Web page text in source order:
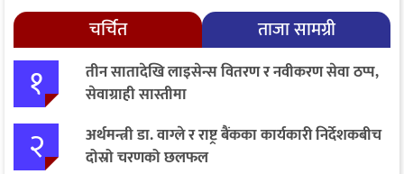
चर्चित ताजा सामग्री
१
तीन सातादेखि लाइसेन्स वितरण र नवीकरण सेवा ठप्प,
सेवाग्राही सास्तीमा
२
अर्थमन्त्री डा. वाग्ले र राष्ट्र बैंकका कार्यकारी निर्देशकबीच
दोस्रो चरणको छलफल